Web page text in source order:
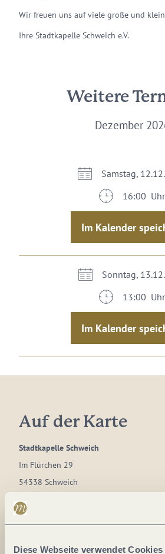
Diese Webseite verwendet Cookies
Wir freuen uns auf viele große und
Ihre Stadtkapelle Schweich e.V.
Weitere
Dezember
Samstag,
16:00 Uhr
Im Kalender
Sonntag,
13:00 Uhr
Im Kalender
Auf der Karte
Stadtkapelle Schweich
Im Flürchen 29
54338 Schweich
DE
Webseite:stadtkapelle-schweich.de